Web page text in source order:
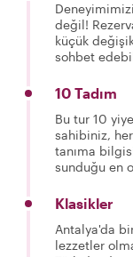
değil!
küçük
sohbet
10 Tadım
Bu tur 10
sahibiniz,
tanıma
sunduğu en
Klasikler
Antalya'da
lezzetler